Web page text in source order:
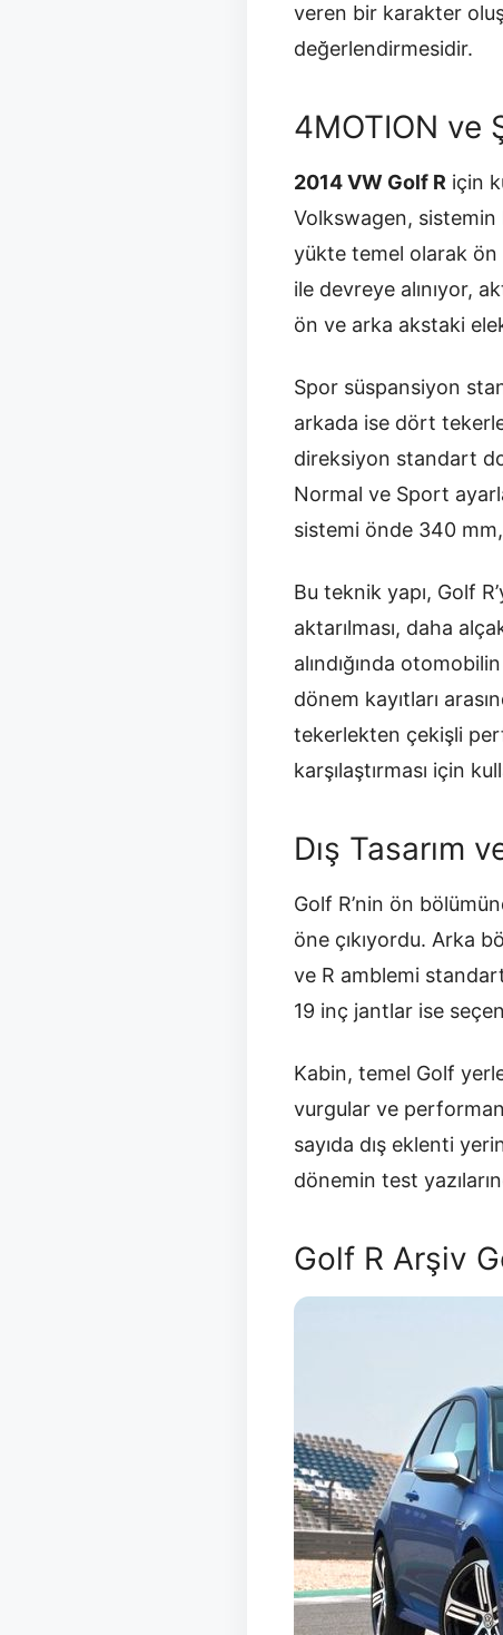
veren bir karakter
değerlendirmesidir.
4MOTION ve
2014 VW Golf R için
Volkswagen,
yükte temel olarak ön
ile devreye alınıyor,
ön ve arka akstaki
Spor süspansiyon
arkada ise dört
direksiyon standart
Normal ve Sport
sistemi önde 340
Bu teknik yapı, Golf
aktarılması, daha
alındığında
dönem kayıtları
tekerlekten çekişli
karşılaştırması için
Dış Tasarım
Golf R’nin ön
öne çıkıyordu. Arka
ve R amblemi
19 inç jantlar ise
Kabin, temel Golf
vurgular ve
sayıda dış eklenti
dönemin test
Golf R Arşiv